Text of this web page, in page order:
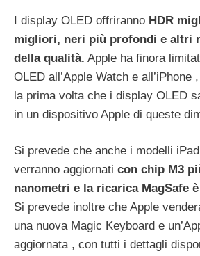
I display OLED offriranno HDR
migliori, neri più profondi e altri
della qualità. Apple ha finora
OLED all’Apple Watch e all’iPhone
la prima volta che i display OLED
in un dispositivo Apple di queste
Si prevede che anche i modelli
verranno aggiornati con chip M3
nanometri e la ricarica MagSafe
Si prevede inoltre che Apple
una nuova Magic Keyboard e
aggiornata , con tutti i dettagli